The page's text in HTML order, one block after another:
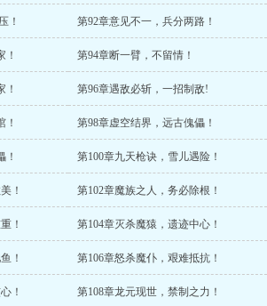
！ 第92章意见不一，兵分两路！
！ 第94章断一臂，不留情！
！ 第96章遇敌必斩，一招制敌!
！ 第98章虚空结界，远古傀儡！
！ 第100章九天枪诀，雪儿遇险！
！ 第102章魔族之人，务必除根！
！ 第104章灭杀魔猿，遗迹中心！
！ 第106章怒杀魔仆，艰难抵抗！
！ 第108章龙元现世，禁制之力！